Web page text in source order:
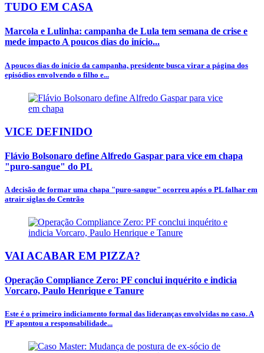
TUDO EM CASA
Marcola e Lulinha: campanha de Lula tem semana de crise e
mede impacto A poucos dias do início...
A poucos dias do início da campanha, presidente busca virar a página dos
episódios envolvendo o filho e...
VICE DEFINIDO
Flávio Bolsonaro define Alfredo Gaspar para vice em chapa
"puro-sangue" do PL
A decisão de formar uma chapa "puro-sangue" ocorreu após o PL falhar em
atrair siglas do Centrão
VAI ACABAR EM PIZZA?
Operação Compliance Zero: PF conclui inquérito e indicia
Vorcaro, Paulo Henrique e Tanure
Este é o primeiro indiciamento formal das lideranças envolvidas no caso. A
PF apontou a responsabilidade...